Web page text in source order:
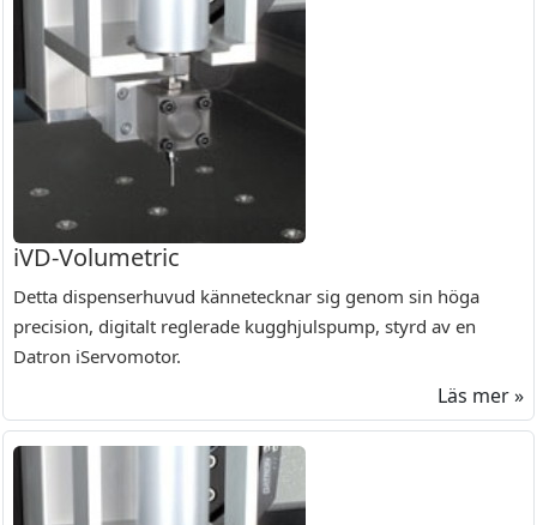
iVD-Volumetric
Detta dispenserhuvud kännetecknar sig genom sin höga
precision, digitalt reglerade kugghjulspump, styrd av en
Datron iServomotor.
Läs mer »